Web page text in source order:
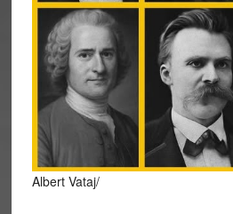
Albert Vataj/